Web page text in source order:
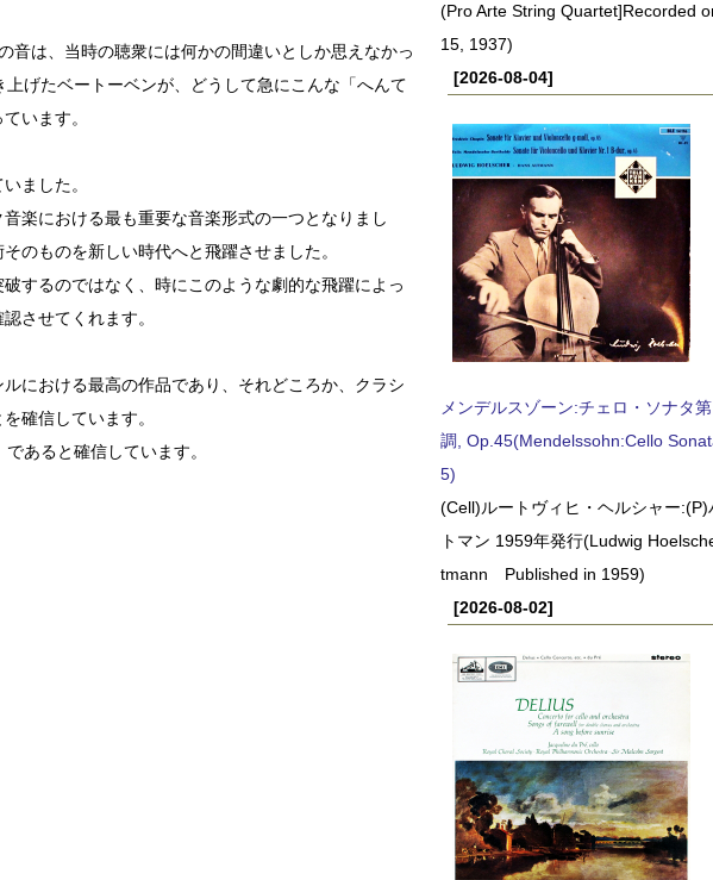
は、当時の聴衆には何かの間違いとしか思えなかっ
げたベートーベンが、どうして急にこんな「へんて
います。
ました。
楽における最も重要な音楽形式の一つとなりまし
のものを新しい時代へと飛躍させました。
するのではなく、時にこのような劇的な飛躍によっ
させてくれます。
における最高の作品であり、それどころか、クラシ
確信しています。
あると確信しています。
(Pro Arte String Quartet]Recorded
15, 1937)
[2026-08-04]
メンデルスゾーン:チェロ・ソナタ
調, Op.45(Mendelssohn:Cello
5)
(Cell)ルートヴィヒ・ヘルシャー
トマン 1959年発行(Ludwig
tmann Published in 1959)
[2026-08-02]